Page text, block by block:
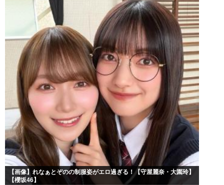
【画像】れなぁとぞのの制服姿がエロ過ぎる！【守屋麗奈・大園玲】
【櫻坂46】